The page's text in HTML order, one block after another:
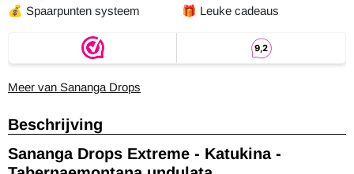
💰 Spaarpunten systeem 🎁 Leuke cadeaus
Meer van Sananga Drops
Beschrijving
Sananga Drops Extreme - Katukina -